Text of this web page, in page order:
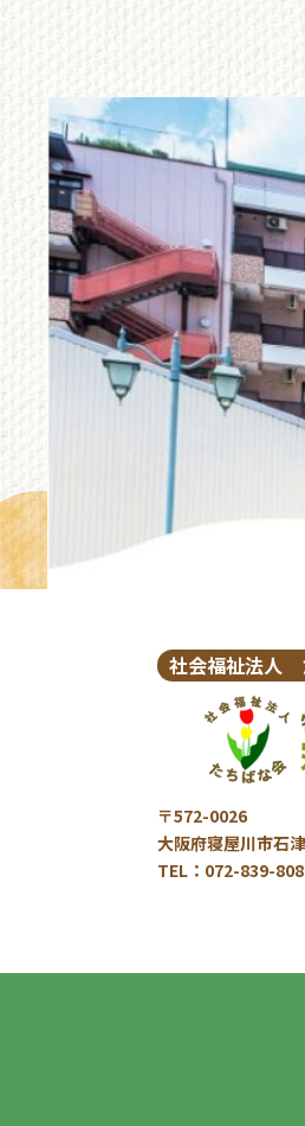
社会福祉法人
〒572-0026
大阪府寝屋川市石
TEL：072-839-